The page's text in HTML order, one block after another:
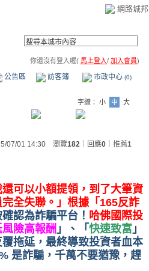
網路城邦
你還沒有登入喔( 馬上登入/ 加入會員)
公告區 訪客簿 市政中心 (0)
字體： 小 中 大
07/01 14:30 瀏覽182 ｜回應0 推薦1
可以小額提領，到了大筆資
全失聯。」根據「165反詐
認為詐騙平台！ 哈佛國際投
風險高報酬 」、「 快速致富 」
拖延，最終導致投資者血本
是詐騙，千萬不要猶豫，趕